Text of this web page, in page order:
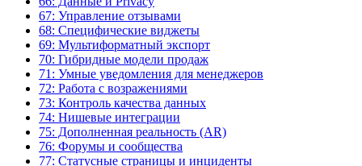
67: Управление отзывами
68: Специфические виджеты
69: Мультиформатный экспорт
70: Гибридные модели продаж
71: Умные уведомления для менеджеров
72: Работа с возражениями
73: Контроль качества данных
74: Нишевые интеграции
75: Дополненная реальность (AR)
76: Форумы и сообщества
77: Статусные страницы и инциденты